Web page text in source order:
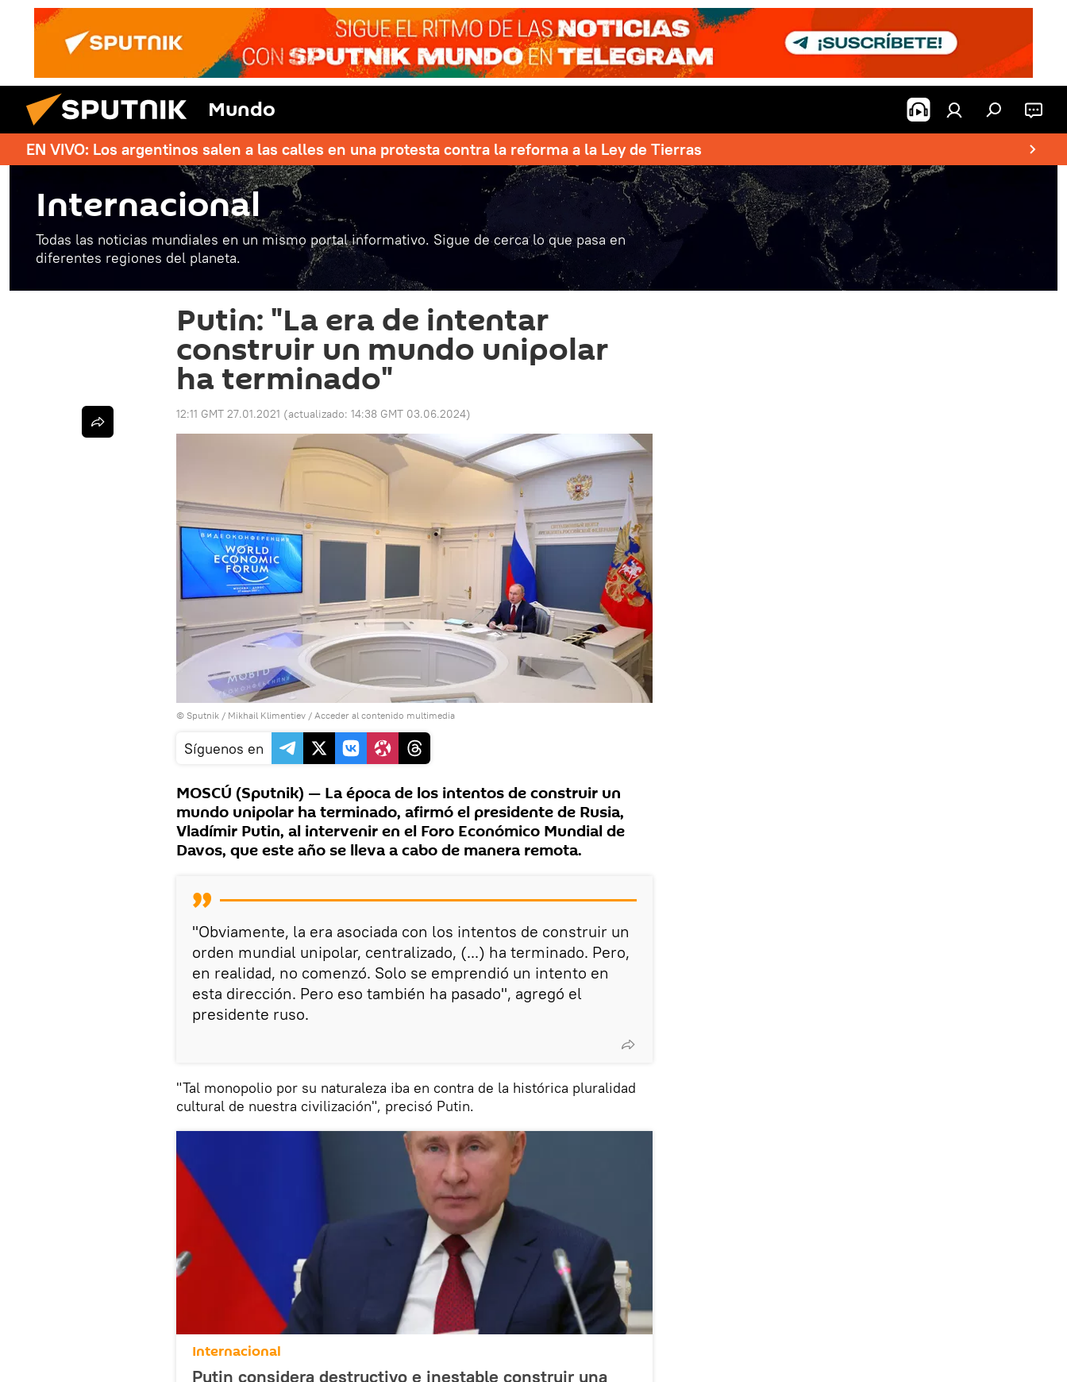
Mundo
EN VIVO: Los argentinos salen a las calles en una protesta contra la reforma a la Ley de Tierras
Internacional
Todas las noticias mundiales en un mismo portal informativo. Sigue de cerca lo que pasa en
diferentes regiones del planeta.
Putin: "La era de intentar
construir un mundo unipolar
ha terminado"
12:11 GMT 27.01.2021 (actualizado: 14:38 GMT 03.06.2024)
© Sputnik / Mikhail Klimentiev / Acceder al contenido multimedia
Síguenos en
MOSCÚ (Sputnik) — La época de los intentos de construir un
mundo unipolar ha terminado, afirmó el presidente de Rusia,
Vladímir Putin, al intervenir en el Foro Económico Mundial de
Davos, que este año se lleva a cabo de manera remota.
"Obviamente, la era asociada con los intentos de construir un
orden mundial unipolar, centralizado, (...) ha terminado. Pero,
en realidad, no comenzó. Solo se emprendió un intento en
esta dirección. Pero eso también ha pasado", agregó el
presidente ruso.
"Tal monopolio por su naturaleza iba en contra de la histórica pluralidad
cultural de nuestra civilización", precisó Putin.
Internacional
Putin considera destructivo e inestable construir una